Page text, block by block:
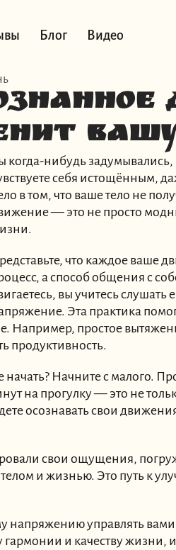
Блог Видео
когда-нибудь задумывались,
себя истощённым,
в том, что ваше тело не
— это не просто
что каждое ваше
а способ общения с
вы учитесь
Эта практика
Например, простое
продуктивность.
Начните с малого.
на прогулку — это не
осознавать свои
свои ощущения,
и жизнью. Это путь к
напряжению управлять
гармонии и качеству жизни,